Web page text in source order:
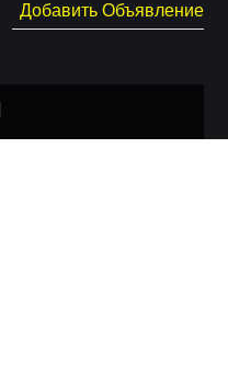
Добавить Объявление